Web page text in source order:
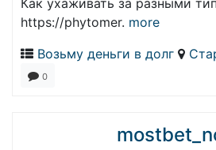
Как ухаживать за разными
https://phytomer. more
Возьму деньги в долг
0